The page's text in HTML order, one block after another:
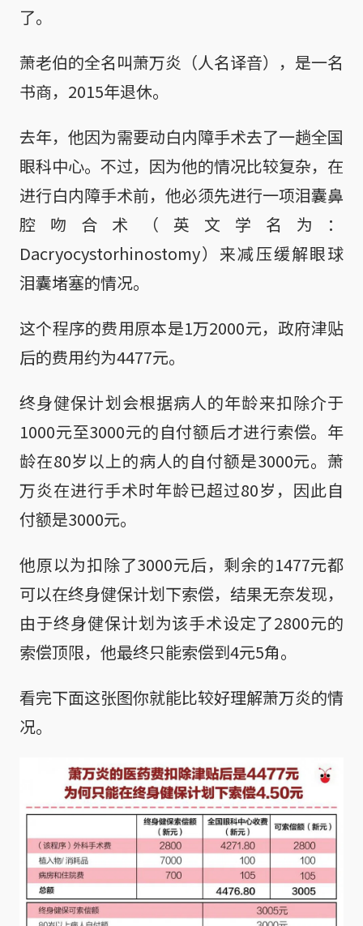
了。
萧老伯的全名叫萧万炎（人名译音），是一名
书商，2015年退休。
去年，他因为需要动白内障手术去了一趟全国
眼科中心。不过，因为他的情况比较复杂，在
进行白内障手术前，他必须先进行一项泪囊鼻
腔吻合术（英文学名为：
Dacryocystorhinostomy）来减压缓解眼球
泪囊堵塞的情况。
这个程序的费用原本是1万2000元，政府津贴
后的费用约为4477元。
终身健保计划会根据病人的年龄来扣除介于
1000元至3000元的自付额后才进行索偿。年
龄在80岁以上的病人的自付额是3000元。萧
万炎在进行手术时年龄已超过80岁，因此自
付额是3000元。
他原以为扣除了3000元后，剩余的1477元都
可以在终身健保计划下索偿，结果无奈发现，
由于终身健保计划为该手术设定了2800元的
索偿顶限，他最终只能索偿到4元5角。
看完下面这张图你就能比较好理解萧万炎的情
况。